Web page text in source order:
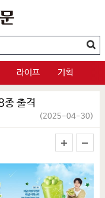
라이프 기획
종 출격
(2025-04-30)